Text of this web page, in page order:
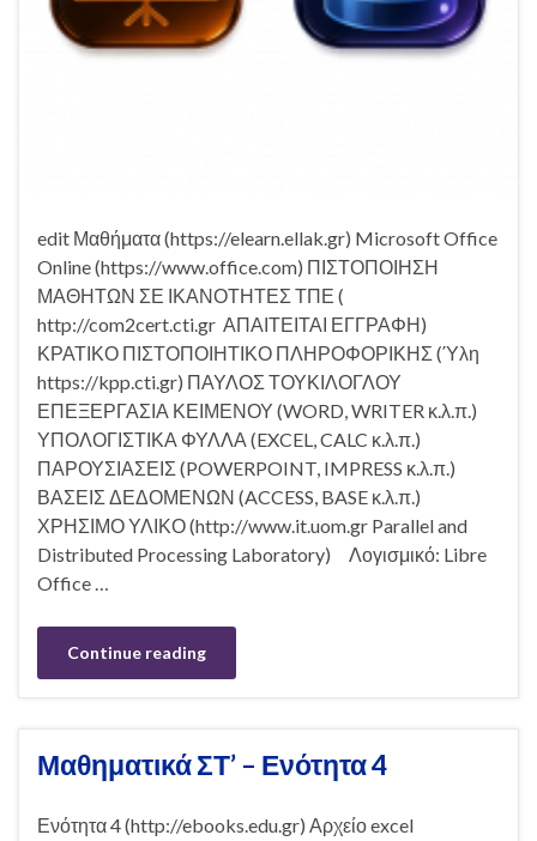
edit Μαθήματα (https://elearn.ellak.gr) Microsoft Office
Online (https://www.office.com) ΠΙΣΤΟΠΟΙΗΣΗ
ΜΑΘΗΤΩΝ ΣΕ ΙΚΑΝΟΤΗΤΕΣ ΤΠΕ (
http://com2cert.cti.gr ΑΠΑΙΤΕΙΤΑΙ ΕΓΓΡΑΦΗ)
ΚΡΑΤΙΚΟ ΠΙΣΤΟΠΟΙΗΤΙΚΟ ΠΛΗΡΟΦΟΡΙΚΗΣ (Ύλη
https://kpp.cti.gr) ΠΑΥΛΟΣ ΤΟΥΚΙΛΟΓΛΟΥ
ΕΠΕΞΕΡΓΑΣΙΑ ΚΕΙΜΕΝΟΥ (WORD, WRITER κ.λ.π.)
ΥΠΟΛΟΓΙΣΤΙΚΑ ΦΥΛΛΑ (EXCEL, CALC κ.λ.π.)
ΠΑΡΟΥΣΙΑΣΕΙΣ (POWERPOINT, IMPRESS κ.λ.π.)
ΒΑΣΕΙΣ ΔΕΔΟΜΕΝΩΝ (ACCESS, BASE κ.λ.π.)
ΧΡΗΣΙΜΟ ΥΛΙΚΟ (http://www.it.uom.gr Parallel and
Distributed Processing Laboratory) Λογισμικό: Libre
Office …
Continue reading
Μαθηματικά ΣΤ’ – Ενότητα 4
Ενότητα 4 (http://ebooks.edu.gr) Αρχείο excel